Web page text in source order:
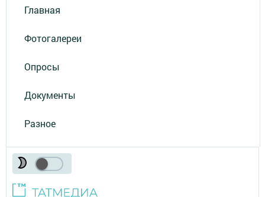
Главная
Фотогалереи
Опросы
Документы
Разное